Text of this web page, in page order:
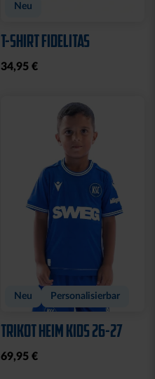
Neu
T-SHIRT FIDELITAS
34,95 €
Neu Personalisierbar
TRIKOT HEIM KIDS 26-27
69,95 €